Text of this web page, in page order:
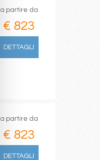
a partire da
€ 823
DETTAGLI
a partire da
€ 823
DETTAGLI